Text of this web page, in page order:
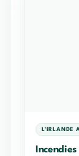
L'IRLANDE